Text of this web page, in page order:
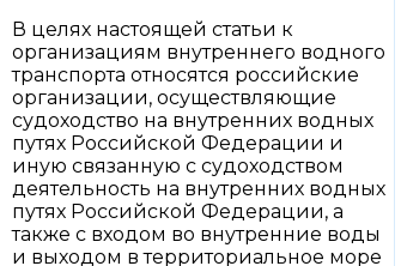
В целях настоящей статьи к
организациям внутреннего водного
транспорта относятся российские
организации, осуществляющие
судоходство на внутренних водных
путях Российской Федерации и
иную связанную с судоходством
деятельность на внутренних водных
путях Российской Федерации, а
также с входом во внутренние воды
и выходом в территориальное море